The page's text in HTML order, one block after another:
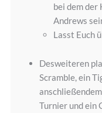
bei dem der
Andrews
Lasst Euch
Desweiteren
Scramble, ein
Turnier und ein